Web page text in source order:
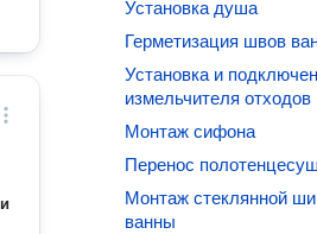
Установка душа
Герметизация швов
Установка и
измельчителя отходов
Монтаж сифона
Перенос
Монтаж стеклянной
ванны